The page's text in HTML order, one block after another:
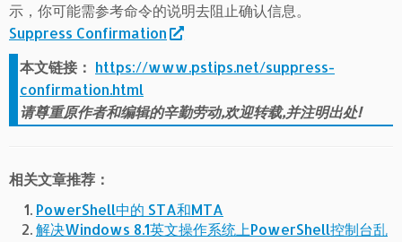
示，你可能需参考命令的说明去阻止确认信息。
Suppress Confirmation
本文链接： https://www.pstips.net/suppress-
confirmation.html
请尊重原作者和编辑的辛勤劳动,欢迎转载,并注明出处!
相关文章推荐：
PowerShell中的 STA和MTA
解决Windows 8.1英文操作系统上PowerShell控制台乱